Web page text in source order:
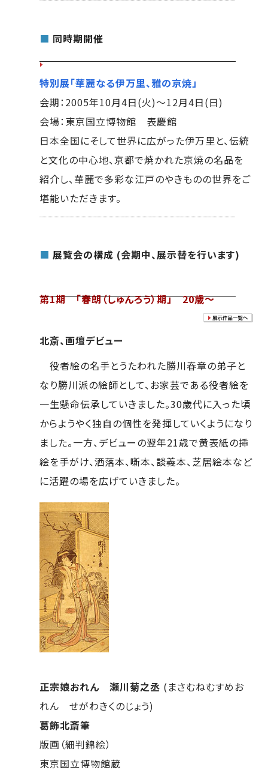
■ 同時期開催
特別展「華麗なる伊万里、雅の京焼」
会期：2005年10月4日(火)～12月4日(日)
会場：東京国立博物館 表慶館
日本全国にそして世界に広がった伊万里と、伝統
と文化の中心地、京都で焼かれた京焼の名品を
紹介し、華麗で多彩な江戸のやきものの世界をご
堪能いただきます。
■ 展覧会の構成 (会期中、展示替を行います)
第1期 「春朗（しゅんろう）期」 20歳～
北斎、画壇デビュー
役者絵の名手とうたわれた勝川春章の弟子と
なり勝川派の絵師として、お家芸である役者絵を
一生懸命伝承していきました。30歳代に入った頃
からようやく独自の個性を発揮していくようになり
ました。一方、デビューの翌年21歳で黄表紙の挿
絵を手がけ、洒落本、噺本、談義本、芝居絵本など
に活躍の場を広げていきました。
正宗娘おれん 瀬川菊之丞 (まさむねむすめお
れん せがわきくのじょう)
葛飾北斎筆
版画（細判錦絵）
東京国立博物館蔵